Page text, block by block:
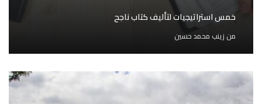
خمس استراتيجيات لتأليف كتاب ناجح
من زينب محمد حسين